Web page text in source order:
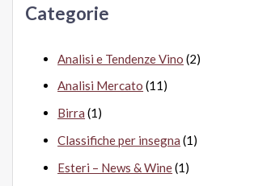
:Categorie
Analisi e Tendenze Vino (2)
Analisi Mercato (11)
Birra (1)
Classifiche per insegna (1)
Esteri – News & Wine(1)